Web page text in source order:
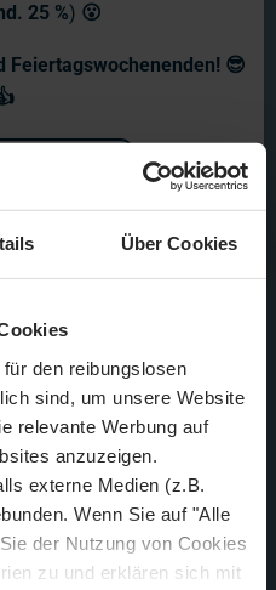
Über Cookies
den reibungslosen
sind, um unsere Website
relevante Werbung auf
anzuzeigen.
externe Medien (z.B.
Wenn Sie auf "Alle
der Nutzung von Cookies
zu und erklären sich mit
über Werwölfen,
Horrorclowns, Mumien und
ist jedes gruselige Kostüm
Teresa dabei
Sonderfiguren in
25 %) 😮
Feiertagswochenenden! 😎